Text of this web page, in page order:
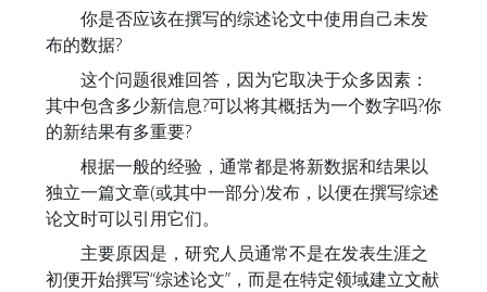
你是否应该在撰写的综述论文中使用自己未发
布的数据?
这个问题很难回答，因为它取决于众多因素：
其中包含多少新信息?可以将其概括为一个数字吗?你
的新结果有多重要?
根据一般的经验，通常都是将新数据和结果以
独立一篇文章(或其中一部分)发布，以便在撰写综述
论文时可以引用它们。
主要原因是，研究人员通常不是在发表生涯之
初便开始撰写“综述论文”，而是在特定领域建立文献